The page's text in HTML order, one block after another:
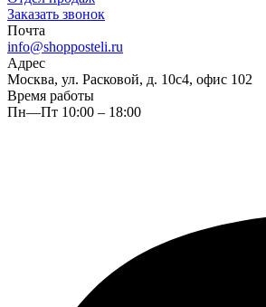
Заказать звонок
Почта
info@shopposteli.ru
Адрес
Москва, ул. Расковой, д. 10с4, офис 102
Время работы
Пн—Пт 10:00 – 18:00